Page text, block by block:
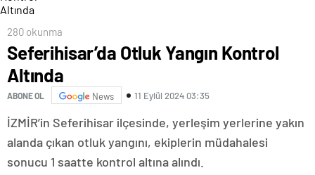
280 okunma
Seferihisar’da Otluk Yangın Kontrol
Altında
ABONE OL News 11 Eylül 2024 03:35
İZMİR’in Seferihisar ilçesinde, yerleşim yerlerine yakın
alanda çıkan otluk yangını, ekiplerin müdahalesi
sonucu 1 saatte kontrol altına alındı.